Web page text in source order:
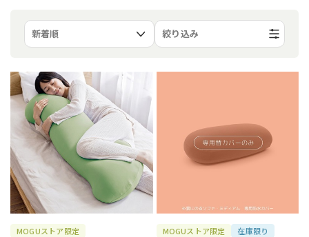
絞り込み
MOGUストア限定 MOGUストア限定 在庫限り